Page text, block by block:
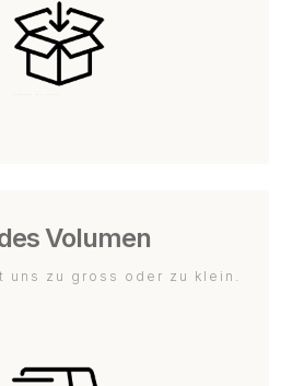
Volumen
uns zu gross oder zu klein.